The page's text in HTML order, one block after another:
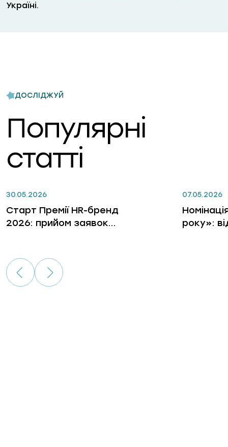
Україні.
ДОСЛІДЖУЙ
Популярні
статті
30.05.2026
Старт Премії HR-бренд
2026: прийом заявок
07.05.2026
року»: